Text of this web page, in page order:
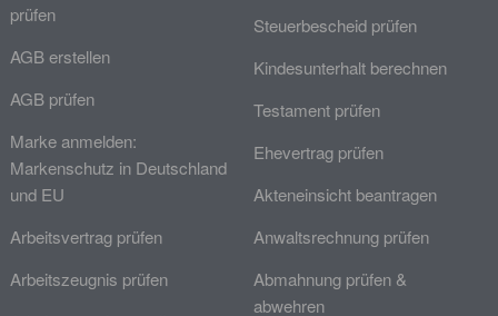
prüfen
AGB erstellen
AGB prüfen
Marke anmelden:
Markenschutz in Deutschland
und EU
Arbeitsvertrag prüfen
Arbeitszeugnis prüfen
Steuerbescheid prüfen
Kindesunterhalt berechnen
Testament prüfen
Ehevertrag prüfen
Akteneinsicht beantragen
Anwaltsrechnung prüfen
Abmahnung prüfen &
abwehren